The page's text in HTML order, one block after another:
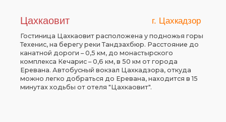
Цахкаовит г. Цахкадзор
Гостиница Цахкаовит расположена у подножья горы
Техенис, на берегу реки Тандзахбюр. Расстояние до
канатной дороги – 0,5 км, до монастырского
комплекса Кечарис – 0,6 км, в 50 км от города
Еревана. Автобусный вокзал Цахкадзора, откуда
можно легко добраться до Еревана, находится в 15
минутах ходьбы от отеля "Цахкаовит".